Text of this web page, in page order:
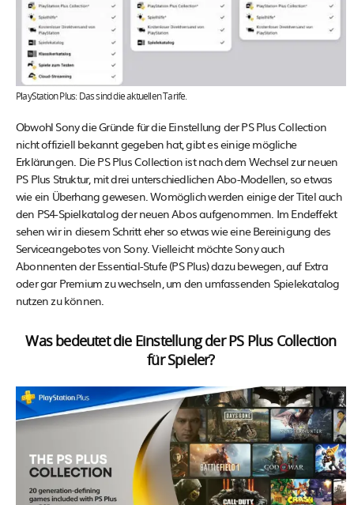
PlayStation Plus: Das sind die aktuellen Tarife.
Obwohl Sony die Gründe für die Einstellung der PS Plus Collection
nicht offiziell bekannt gegeben hat, gibt es einige mögliche
Erklärungen. Die PS Plus Collection ist nach dem Wechsel zur neuen
PS Plus Struktur, mit drei unterschiedlichen Abo-Modellen, so etwas
wie ein Überhang gewesen. Womöglich werden einige der Titel auch
den PS4-Spielkatalog der neuen Abos aufgenommen. Im Endeffekt
sehen wir in diesem Schritt eher so etwas wie eine Bereinigung des
Serviceangebotes von Sony. Vielleicht möchte Sony auch
Abonnenten der Essential-Stufe (PS Plus) dazu bewegen, auf Extra
oder gar Premium zu wechseln, um den umfassenden Spielekatalog
nutzen zu können.
Was bedeutet die Einstellung der PS Plus Collection
für Spieler?